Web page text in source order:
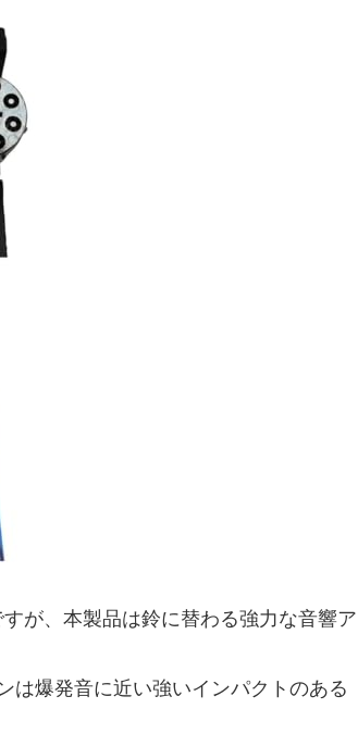
が、本製品は鈴に替わる強力な音響ア
は爆発音に近い強いインパクトのある